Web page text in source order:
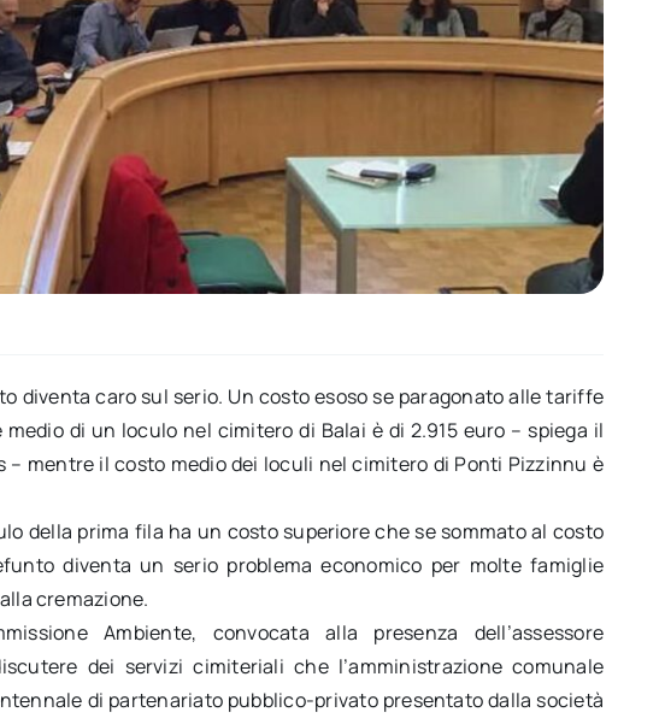
diventa caro sul serio. Un costo esoso se paragonato alle tariffe
di un loculo nel cimitero di Balai è di 2.915 euro – spiega il
– mentre il costo medio dei loculi nel cimitero di Ponti Pizzinnu è
della prima fila ha un costo superiore che se sommato al costo
diventa un serio problema economico per molte famiglie
cremazione.
Ambiente, convocata alla presenza dell’assessore
dei servizi cimiteriali che l’amministrazione comunale
di partenariato pubblico-privato presentato dalla società